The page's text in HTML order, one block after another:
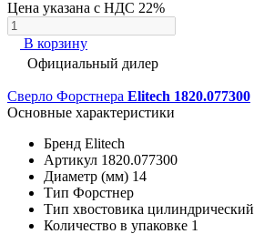
Цена указана с НДС 22%
В корзину
Официальный дилер
Сверло Форстнера Elitech 1820.077300
Основные характеристики
Бренд Elitech
Артикул 1820.077300
Диаметр (мм) 14
Тип Форстнер
Тип хвостовика цилиндрический
Количество в упаковке 1